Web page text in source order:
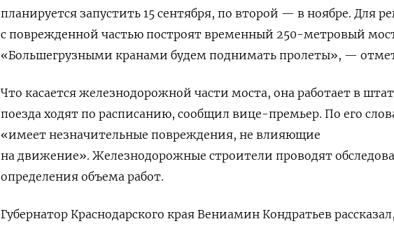
планируется запустить 15 сентября, по второй — в ноябре. Для
с поврежденной частью построят временный 250-метровый
«Большегрузными кранами будем поднимать пролеты», —
Что касается железнодорожной части моста, она работает в
поезда ходят по расписанию, сообщил вице-премьер. По его
«имеет незначительные повреждения, не влияющие
на движение». Железнодорожные строители проводят
определения объема работ.
Губернатор Краснодарского края Вениамин Кондратьев